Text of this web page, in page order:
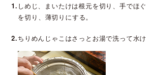
1. しめじ、まいたけは根元を切り、手でほ
を切り、薄切りにする。
2.ちりめんじゃこはさっとお湯で洗って水け